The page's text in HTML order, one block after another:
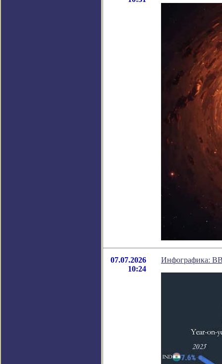
07.07.2026
10:24
Инфографика: